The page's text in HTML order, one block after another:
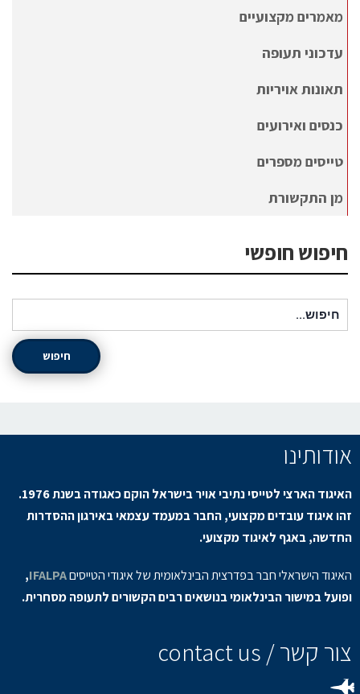
מאמרים מקצועיים
עדכוני תעופה
תאונות אויריות
כנסים ואירועים
טייסים מספרים
מן התקשורת
חיפוש חופשי
חיפוש
אודותינו
האיגוד הארצי לטייסי נתיבי אויר בישראל הוקם כאגודה בשנת 1976.
זהו איגוד עובדים מקצועי, החבר במעמד עצמאי באירגון ההסדרות
החדשה, באגף לאיגוד מקצועי.
האיגוד הישראלי חבר בפדרצית הבינלאומית של איגודי הטייסיםIFALPA
,
ופועל במישור הבינלאומי בנושאים רבים הקשורים לתעופה מסחרית.
צור קשר / contact us